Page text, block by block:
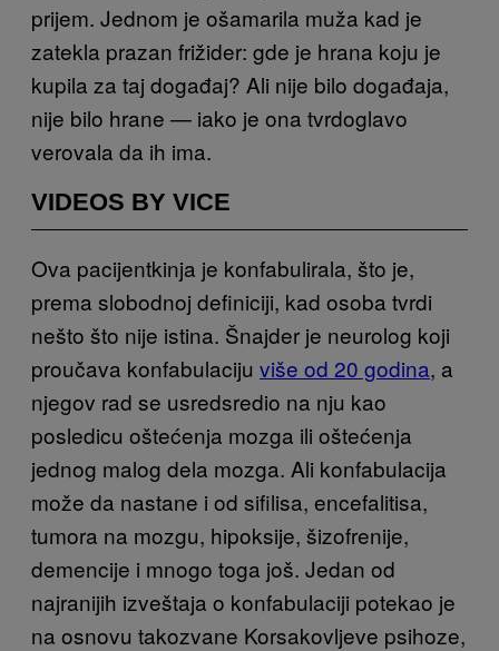
prijem. Jednom je ošamarila muža kad je
zatekla prazan frižider: gde je hrana koju je
kupila za taj događaj? Ali nije bilo događaja,
nije bilo hrane — iako je ona tvrdoglavo
verovala da ih ima.
VIDEOS BY VICE
Ova pacijentkinja je konfabulirala, što je,
prema slobodnoj definiciji, kad osoba tvrdi
nešto što nije istina. Šnajder je neurolog koji
proučava konfabulaciju više od 20 godina, a
njegov rad se usredsredio na nju kao
posledicu oštećenja mozga ili oštećenja
jednog malog dela mozga. Ali konfabulacija
može da nastane i od sifilisa, encefalitisa,
tumora na mozgu, hipoksije, šizofrenije,
demencije i mnogo toga još. Jedan od
najranijih izveštaja o konfabulaciji potekao je
na osnovu takozvane Korsakovljeve psihoze,